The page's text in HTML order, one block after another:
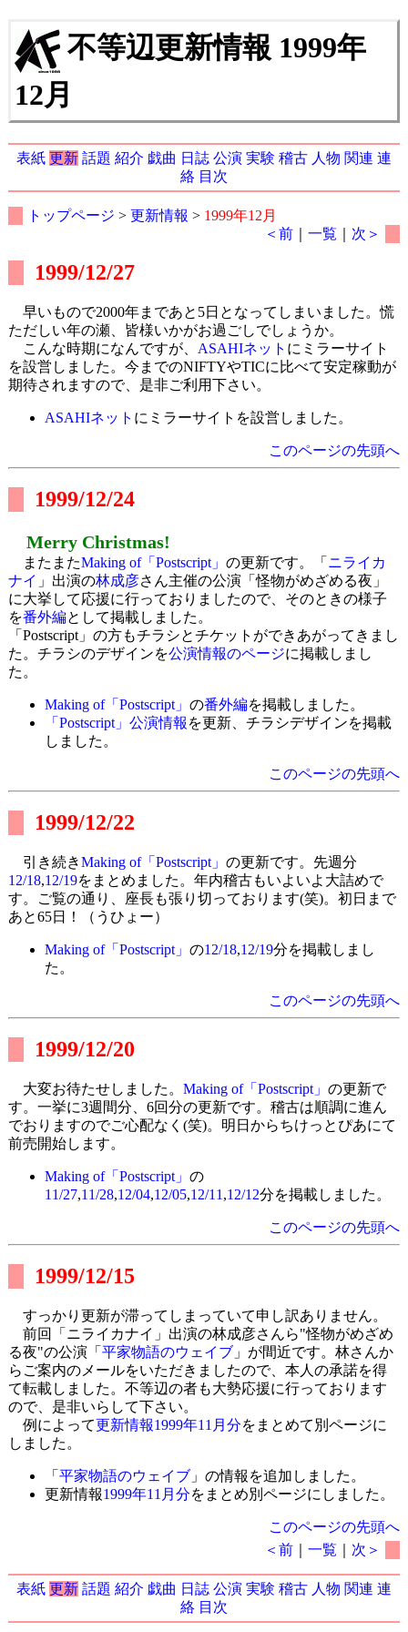
不等辺更新情報 1999年
12月
表紙 更新 話題 紹介 戯曲 日誌 公演 実験 稽古 人物 関連 連
絡 目次
トップページ > 更新情報 > 1999年12月
＜前 ｜一覧 次＞
1999/12/27
早いもので2000年まであと5日となってしまいました。慌
ただしい年の瀬、皆様いかがお過ごしでしょうか。
こんな時期になんですが、 ASAHIネット にミラーサイト
を設営しました。今までのNIFTYやTICに比べて安定稼動が
期待されますので、是非ご利用下さい。
ASAHIネット にミラーサイトを設営しました。
このページの先頭へ
1999/12/24
Merry Christmas!
またまたMaking of「Postscript」 の更新です。「 ニライカ
ナイ 」出演の林成彦さん主催の公演「怪物がめざめる夜」
に大挙して応援に行っておりましたので、そのときの様子
を番外編として掲載しました。
「Postscript」の方もチラシとチケットができあがってきまし
た。チラシのデザインを公演情報のページに掲載しまし
た。
Making of「Postscript」 の番外編を掲載しました。
「Postscript」公演情報 を更新、チラシデザインを掲載
しました。
このページの先頭へ
1999/12/22
引き続きMaking of「Postscript」 の更新です。先週分
12/18,12/19をまとめました。年内稽古もいよいよ大詰めで
す。ご覧の通り、座長も張り切っております(笑)。初日まで
あと65日！（うひょー）
Making of「Postscript」 の12/18,12/19分を掲載しまし
た。
このページの先頭へ
1999/12/20
大変お待たせしました。 Making of「Postscript」 の更新で
す。一挙に3週間分、6回分の更新です。稽古は順調に進ん
でおりますのでご心配なく(笑)。明日からちけっとぴあにて
前売開始します。
Making of「Postscript」 の
11/27,11/28,12/04,12/05,12/11 ,12/12分を掲載しました。
このページの先頭へ
1999/12/15
すっかり更新が滞ってしまっていて申し訳ありません。
前回「ニライカナイ」出演の林成彦さんら"怪物がめざめ
る夜"の公演「 平家物語のウェイブ」が間近です。林さんか
らご案内のメールをいただきましたので、本人の承諾を得
て転載しました。不等辺の者も大勢応援に行っております
ので、是非いらして下さい。
例によって更新情報1999年11月分をまとめて別ページに
しました。
「 平家物語のウェイブ」の情報を追加しました。
更新情報1999年11月分をまとめ別ページにしました。
このページの先頭へ
＜前 ｜一覧 次＞
表紙 更新 話題 紹介 戯曲 日誌 公演 実験 稽古 人物 関連 連
絡 目次